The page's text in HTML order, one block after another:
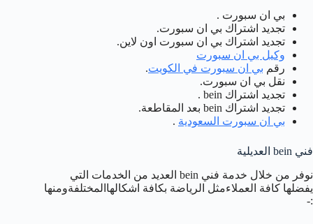
بي ان سبورت .
تجديد اشتراك بي ان سبورت.
تجديد اشتراك بي ان سبورت اون لاين.
وكيل بي ان سبورت
رقم بي ان سبورت في الكويت.
نقل بي ان سبورت.
تجديد اشتراك bein .
تجديد اشتراك bein بعد المقاطعة.
بي ان سبورت السعودية .
فني bein العديلية
نوفر من خلال خدمة فني bein العديد من الخدمات التي
يفضلها كافة العملاءمثل الرياضة بكافة اشكالهاالمختلفةومنها
:-